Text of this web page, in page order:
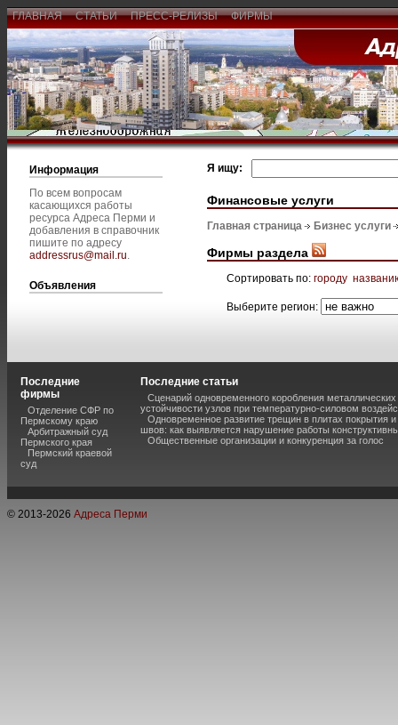
ГЛАВНАЯ СТАТЬИ ПРЕСС-РЕЛИЗЫ ФИРМЫ
Информация
По всем вопросам
касающихся работы
ресурса Адреса Перми и
добавления в справочник
пишите по адресу
addressrus@mail.ru.
Объявления
Я ищу:
Финансовые услуги
Главная страница Бизнес услуги
Фирмы раздела
Сортировать по: городу
Выберите регион:
Последние
фирмы
Отделение СФР по
Пермскому краю
Арбитражный суд
Пермского края
Пермский краевой
суд
Последние статьи
Сценарий одновременного коробления
устойчивости узлов при температурно-силовом
Одновременное развитие трещин в плитах покрытия
швов: как выявляется нарушение работы
Общественные организации и конкуренция за голос
© 2013-2026 Адреса Перми